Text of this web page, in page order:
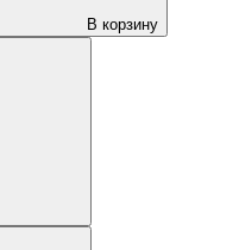
В корзину